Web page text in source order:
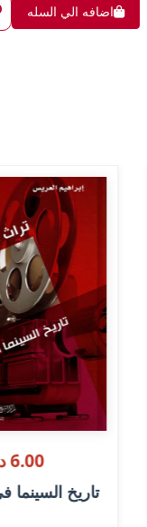
اضافه الي السله
6.00 د.ك
تاريخ السينما في 100